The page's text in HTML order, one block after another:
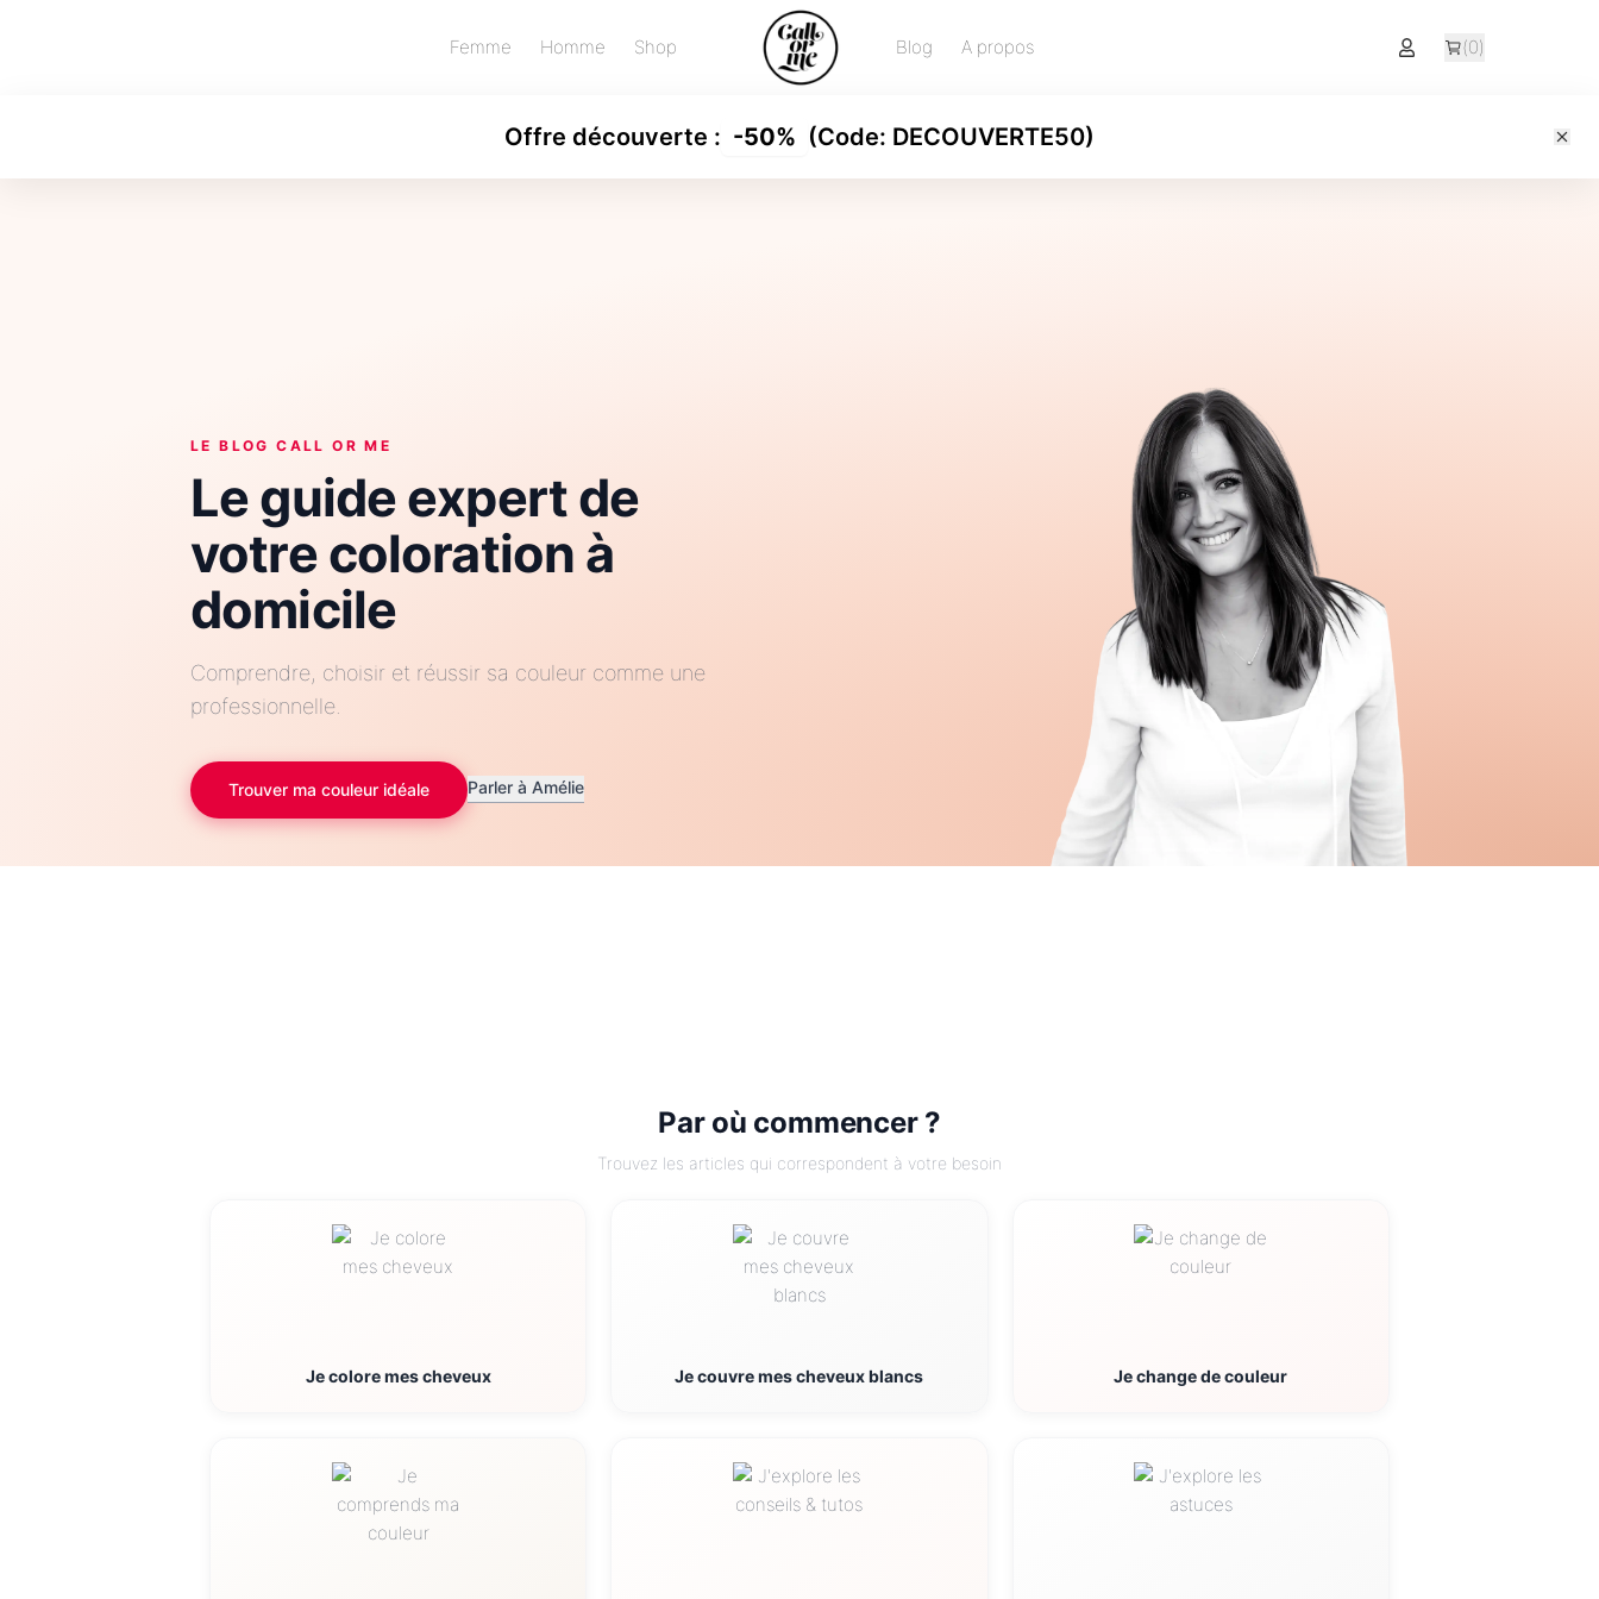
Femme Homme Shop Blog A propos (0)
Offre découverte : -50% (Code: DECOUVERTE50)
LE BLOG CALL OR ME
Le guide expert de
votre coloration à
domicile
Comprendre, choisir et réussir sa couleur comme une
professionnelle.
Trouver ma couleur idéale Parler à Amélie
Par où commencer ?
Trouvez les articles qui correspondent à votre besoin
Je colore mes cheveux Je couvre mes cheveux blancs Je change de couleur